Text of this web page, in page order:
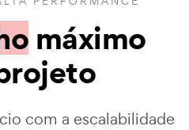
máximo
com a escalabilidade